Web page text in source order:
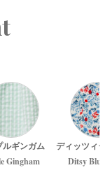
ルギンガム
Gingham
ディッツィ
Ditsy